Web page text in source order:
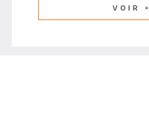
VOIR +